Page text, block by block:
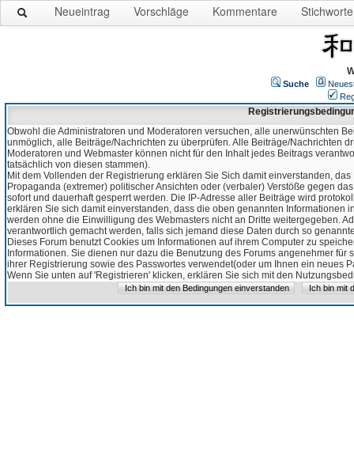
Neueintrag Vorschläge Kommentare Stichworte
Suche
Obwohl die Administratoren und Moderatoren versuchen, alle unerwünschten
unmöglich, alle Beiträge/Nachrichten zu überprüfen. Alle Beiträge/Nachrichten
Moderatoren und Webmaster können nicht für den Inhalt jedes Beitrags
tatsächlich von diesen stammen).
Mit dem Vollenden der Registrierung erklären Sie Sich damit einverstanden,
Propaganda (extremer) politischer Ansichten oder (verbaler) Verstöße gegen
sofort und dauerhaft gesperrt werden. Die IP-Adresse aller Beiträge wird
erklären Sie sich damit einverstanden, dass die oben genannten Informationen
werden ohne die Einwilligung des Webmasters nicht an Dritte weitergegeben.
verantwortlich gemacht werden, falls sich jemand diese Daten durch so
Dieses Forum benutzt Cookies um Informationen auf ihrem Computer zu
Informationen. Sie dienen nur dazu die Benutzung des Forums angenehmer
ihrer Registrierung sowie des Passwortes verwendet(oder um Ihnen ein neues
Wenn Sie unten auf 'Registrieren' klicken, erklären Sie sich mit den